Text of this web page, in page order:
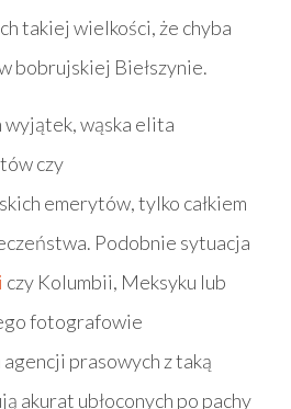
takiej wielkości, że chyba
bobrujskiej Biełszynie.
wyjątek, wąska elita
czy
emerytów, tylko całkiem
Podobnie sytuacja
czy Kolumbii, Meksyku lub
fotografowie
prasowych z taką
akurat ubłoconych po pachy